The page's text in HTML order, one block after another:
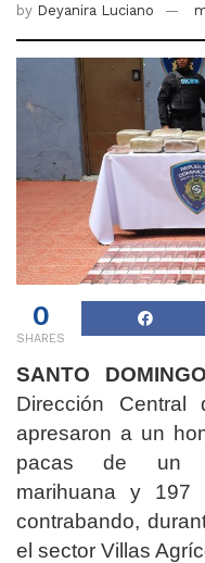
by Deyanira Luciano
0
SHARES
SANTO DOMINGO
Dirección Central
apresaron a un
pacas de un
marihuana y 197
contrabando,
el sector Villas